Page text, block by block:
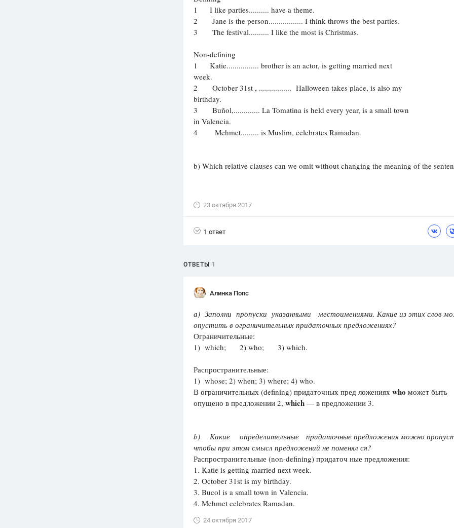
Вузы
ответа
Spotlight
ГИА
ответов
Психология
1 I like parties.......... have a theme.
2 Jane is the person................. I think throws the best parties.
3 The festival.......... I like the most is Christmas.
Non-defining
1 Katie................ brother is an actor, is getting married next
week.
2 October 31st , ................ Halloween takes place, is also my
birthday.
3 Buñol,............. La Tomatina is held every year, is a small town
in Valencia.
4 Mehmet......... is Muslim, celebrates Ramadan.
b) Which relative clauses can we omit without changing the meaning of the
23 октября 2017
1 ответ
ОТВЕТЫ 1
Алинка Попс
а) Заполни пропуски указанными ме­стоимениями. Какие из этих слов
опустить в ограничительных придаточных предложениях?
Ограничительные:
1) which; 2) who; 3) which.
Распространительные:
1) whose; 2) when; 3) where; 4) who.
В ограничительных (defining) придаточных пред­ ложениях who может быть
опущено в предложении 2, which — в предложении 3.
b) Какие определительные придаточные предложения можно
чтобы при этом смысл предложений не поменял­ ся?
Распространительные (non-defining) придаточ­ ные предложения:
1. Katie is getting married next week.
2. October 31st is my birthday.
3. Bucol is a small town in Valencia.
4. Mehmet celebrates Ramadan.
24 октября 2017